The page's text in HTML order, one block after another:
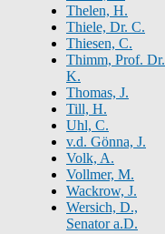
Thelen, H.
Thiele, Dr. C.
Thiesen, C.
Thimm, Prof. Dr.
K.
Thomas, J.
Till, H.
Uhl, C.
v.d. Gönna, J.
Volk, A.
Vollmer, M.
Wackrow, J.
Wersich, D.,
Senator a.D.